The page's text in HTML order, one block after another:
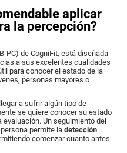
aplicar
la percepción?
PC) de CogniFit, está diseñada
a sus excelentes cualidades
para conocer el estado de la
personas mayores o
a sufrir algún tipo de
se quiere conocer su estado
Un seguimiento del
permite ladetección
comenzar cuanto antes